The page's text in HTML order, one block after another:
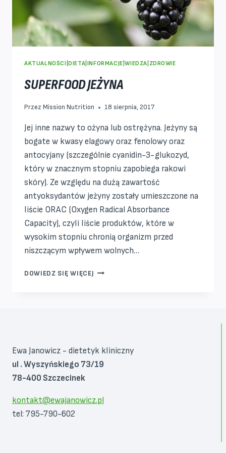
AKTUALNOŚCI |DIETA INFORMACJE |WIEDZA ZDROWIE
SUPERFOOD JEŻYNA
Przez Mission Nutrition 18 sierpnia, 2017
Jej inne nazwy to ożyna lub ostrężyna. Jeżyny są
bogate w kwasy elagowy oraz fenolowy oraz
antocyjany (szczególnie cyanidin-3-glukozyd,
który w znacznym stopniu zapobiega rakowi
skóry). Ze względu na dużą zawartość
antyoksydantów jeżyny zostały umieszczone na
liście ORAC (Oxygen Radical Absorbance
Capacity), czyli liście produktów, które w
wysokim stopniu chronią organizm przed
niszczącym wpływem wolnych…
DOWIEDZ SIĘ WIĘCEJ SUPERFOOD
Ewa Janowicz - dietetyk kliniczny
ul . Wyszyńskiego 73/19
78-400 Szczecinek
kontakt@ewajanowicz.pl
tel: 795-790-602